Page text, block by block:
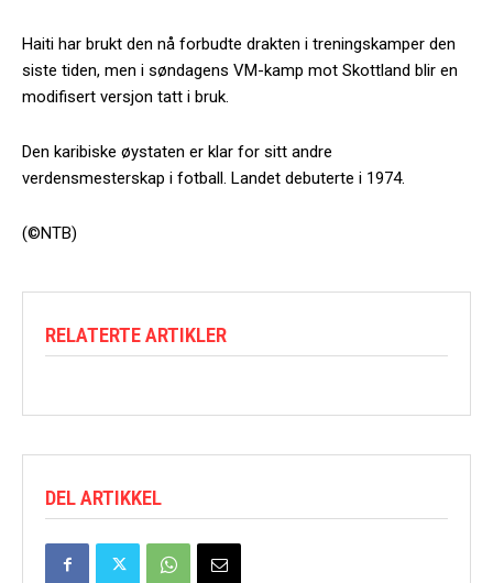
Haiti har brukt den nå forbudte drakten i treningskamper den
siste tiden, men i søndagens VM-kamp mot Skottland blir en
modifisert versjon tatt i bruk.
Den karibiske øystaten er klar for sitt andre
verdensmesterskap i fotball. Landet debuterte i 1974.
(©NTB)
RELATERTE ARTIKLER
DEL ARTIKKEL